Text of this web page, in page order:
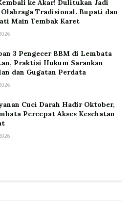
ke Akar! Dulitukan Jadi
Olahraga Tradisional. Bupati dan
Main Tembak Karet
3 Pengecer BBM di Lembata
Praktisi Hukum Sarankan
dan Gugatan Perdata
Cuci Darah Hadir Oktober,
Percepat Akses Kesehatan